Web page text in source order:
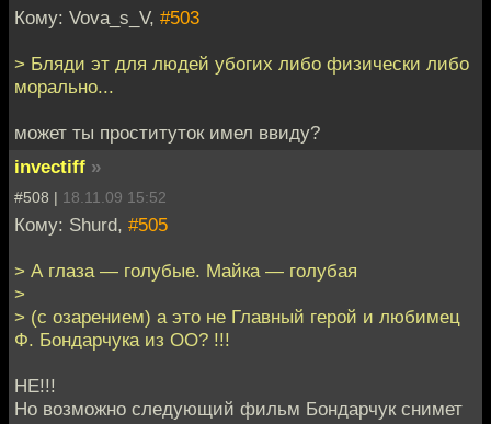
Кому: Vova_s_V, #503
> Бляди эт для людей убогих либо физически либо
морально...
может ты проституток имел ввиду?
invectiff »
#508 | 18.11.09 15:52
Кому: Shurd, #505
> А глаза — голубые. Майка — голубая
>
> (с озарением) а это не Главный герой и любимец
Ф. Бондарчука из ОО? !!!
НЕ!!!
Но возможно следующий фильм Бондарчук снимет